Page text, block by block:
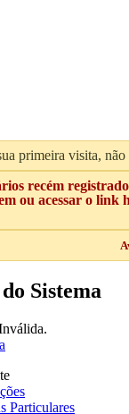
primeira visita,
recém
ou acessar o
Sistema
Particulares